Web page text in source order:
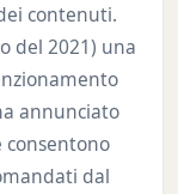
contenuti.
del 2021) una
annunciato
consentono
dal